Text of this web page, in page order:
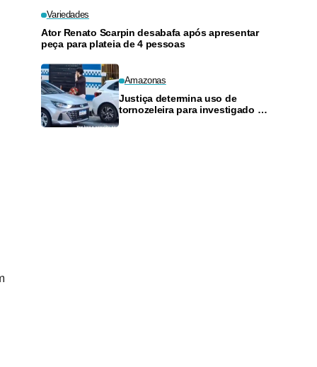
Variedades
Ator Renato Scarpin desabafa após apresentar
peça para plateia de 4 pessoas
Amazonas
Justiça determina uso de
tornozeleira para investigado por